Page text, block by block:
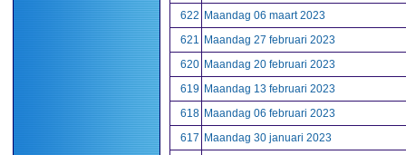
622 Maandag 06 maart 2023
621 Maandag 27 februari 2023
620 Maandag 20 februari 2023
619 Maandag 13 februari 2023
618 Maandag 06 februari 2023
617 Maandag 30 januari 2023